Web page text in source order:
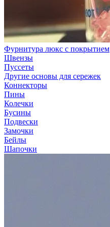
Фурнитура люкс с покрытием
Швензы
Пуссеты
Другие основы для сережек
Коннекторы
Пины
Колечки
Бусины
Подвески
Замочки
Бейлы
Шапочки